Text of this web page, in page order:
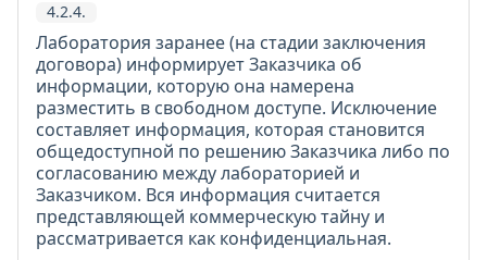
4.2.4.
Лаборатория заранее (на стадии заключения
договора) информирует Заказчика об
информации, которую она намерена
разместить в свободном доступе. Исключение
составляет информация, которая становится
общедоступной по решению Заказчика либо по
согласованию между лабораторией и
Заказчиком. Вся информация считается
представляющей коммерческую тайну и
рассматривается как конфиденциальная.